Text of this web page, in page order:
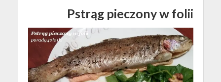
Pstrąg pieczony w folii